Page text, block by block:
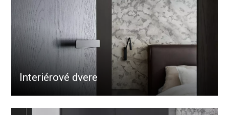
Interiérové dvere